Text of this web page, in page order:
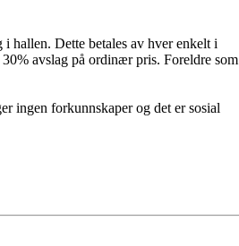
hallen. Dette betales av hver enkelt i
avslag på ordinær pris. Foreldre som
ingen forkunnskaper og det er sosial